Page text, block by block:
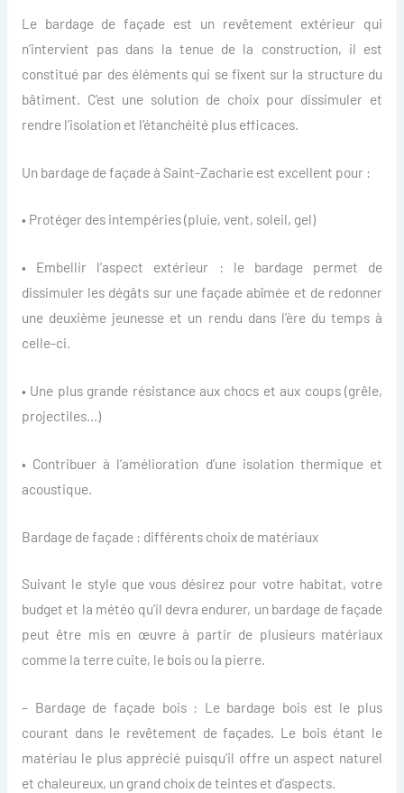
Le bardage de façade est un revêtement extérieur qui
n’intervient pas dans la tenue de la construction, il est
constitué par des éléments qui se fixent sur la structure du
bâtiment. C’est une solution de choix pour dissimuler et
rendre l’isolation et l’étanchéité plus efficaces.
Un bardage de façade à Saint-Zacharie est excellent pour :
• Protéger des intempéries (pluie, vent, soleil, gel)
• Embellir l’aspect extérieur : le bardage permet de
dissimuler les dégâts sur une façade abîmée et de redonner
une deuxième jeunesse et un rendu dans l’ère du temps à
celle-ci.
• Une plus grande résistance aux chocs et aux coups (grêle,
projectiles…)
• Contribuer à l’amélioration d’une isolation thermique et
acoustique.
Bardage de façade : différents choix de matériaux
Suivant le style que vous désirez pour votre habitat, votre
budget et la météo qu’il devra endurer, un bardage de façade
peut être mis en œuvre à partir de plusieurs matériaux
comme la terre cuite, le bois ou la pierre.
– Bardage de façade bois : Le bardage bois est le plus
courant dans le revêtement de façades. Le bois étant le
matériau le plus apprécié puisqu’il offre un aspect naturel
et chaleureux, un grand choix de teintes et d’aspects.